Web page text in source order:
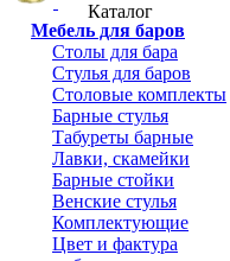
Каталог
Мебель для баров
Столы для бара
Стулья для баров
Столовые комплекты
Барные стулья
Табуреты барные
Лавки, скамейки
Барные стойки
Венские стулья
Комплектующие
Цвет и фактура